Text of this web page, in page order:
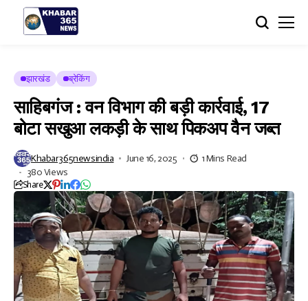
झारखंड ब्रेकिंग
साहिबगंज : वन विभाग की बड़ी कार्रवाई, 17
बोटा सखुआ लकड़ी के साथ पिकअप वैन जब्त
Khabar365newsindia June 16, 2025
1 Mins Read
380 Views
Share